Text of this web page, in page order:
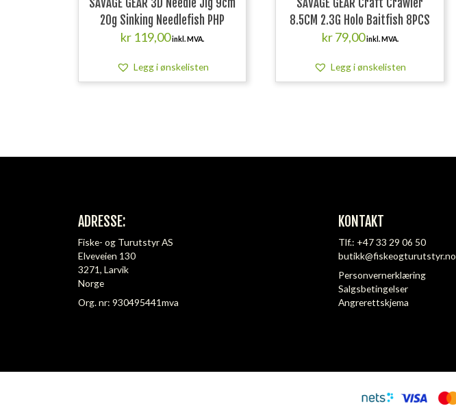
SAVAGE GEAR 3D Needle Jig 9cm
20g Sinking Needlefish PHP
kr 119,00inkl. MVA.
Legg i ønskelisten
SAVAGE GEAR Craft Crawler
8.5CM 2.3G Holo Baitfish 8PCS
kr79,00 inkl. MVA.
Legg i ønskelisten
ADRESSE:
Fiske- og Turutstyr AS
Elveveien 130
3271, Larvik
Norge
Org. nr: 930495441mva
KONTAKT
Tlf.: +47 33 29 06 50
butikk@fiskeogturutstyr.no
Personvernerklæring
Salgsbetingelser
Angrerettskjema